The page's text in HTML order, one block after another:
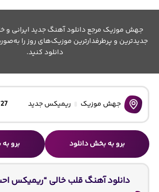
جهش موزیک مرجع دانلود آهنگ جدید ایرانی و
جدیدترین و پرطرفدارترین موزیک‌های روز را
دانلود کنید.
جهش موزیک ریمیکس جدید
برو به بخش دانلود برو
دانلود آهنگ قلب خالی “ریمیکس